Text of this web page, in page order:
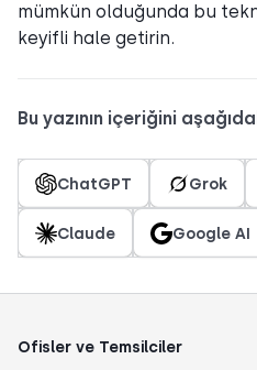
mümkün olduğunda bu
keyifli hale getirin.
Bu yazının içeriğini
ChatGPT Grok
Claude Google AI
Ofisler ve Temsilciler